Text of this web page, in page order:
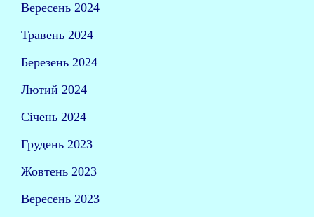
Вересень 2024
Травень 2024
Березень 2024
Лютий 2024
Січень 2024
Грудень 2023
Жовтень 2023
Вересень 2023